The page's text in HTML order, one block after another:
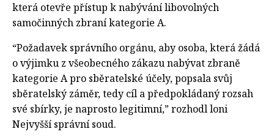
která otevře přístup k nabývání libovolných
samočinných zbraní kategorie A.
“Požadavek správního orgánu, aby osoba, která žádá
o výjimku z všeobecného zákazu nabývat zbraně
kategorie A pro sběratelské účely, popsala svůj
sběratelský záměr, tedy cíl a předpokládaný rozsah
své sbírky, je naprosto legitimní,” rozhodl loni
Nejvyšší správní soud.